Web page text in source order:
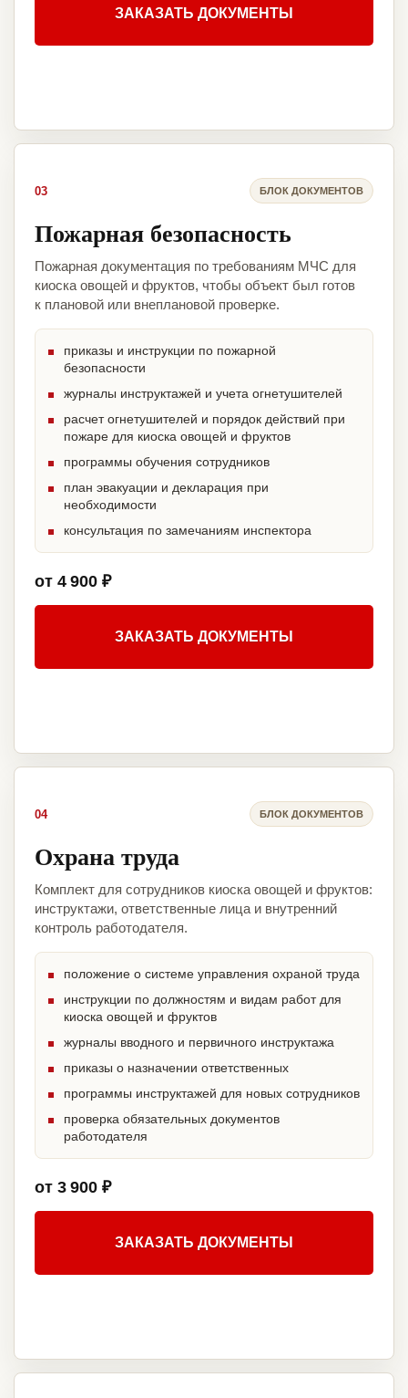
ЗАКАЗАТЬ ДОКУМЕНТЫ
03 БЛОК ДОКУМЕНТОВ
Пожарная безопасность
Пожарная документация по требованиям МЧС для
киоска овощей и фруктов, чтобы объект был готов
к плановой или внеплановой проверке.
приказы и инструкции по пожарной
безопасности
журналы инструктажей и учета огнетушителей
расчет огнетушителей и порядок действий при
пожаре для киоска овощей и фруктов
программы обучения сотрудников
план эвакуации и декларация при
необходимости
консультация по замечаниям инспектора
от 4 900 ₽
ЗАКАЗАТЬ ДОКУМЕНТЫ
04 БЛОК ДОКУМЕНТОВ
Охрана труда
Комплект для сотрудников киоска овощей и фруктов:
инструктажи, ответственные лица и внутренний
контроль работодателя.
положение о системе управления охраной труда
инструкции по должностям и видам работ для
киоска овощей и фруктов
журналы вводного и первичного инструктажа
приказы о назначении ответственных
программы инструктажей для новых сотрудников
проверка обязательных документов
работодателя
от 3 900 ₽
ЗАКАЗАТЬ ДОКУМЕНТЫ